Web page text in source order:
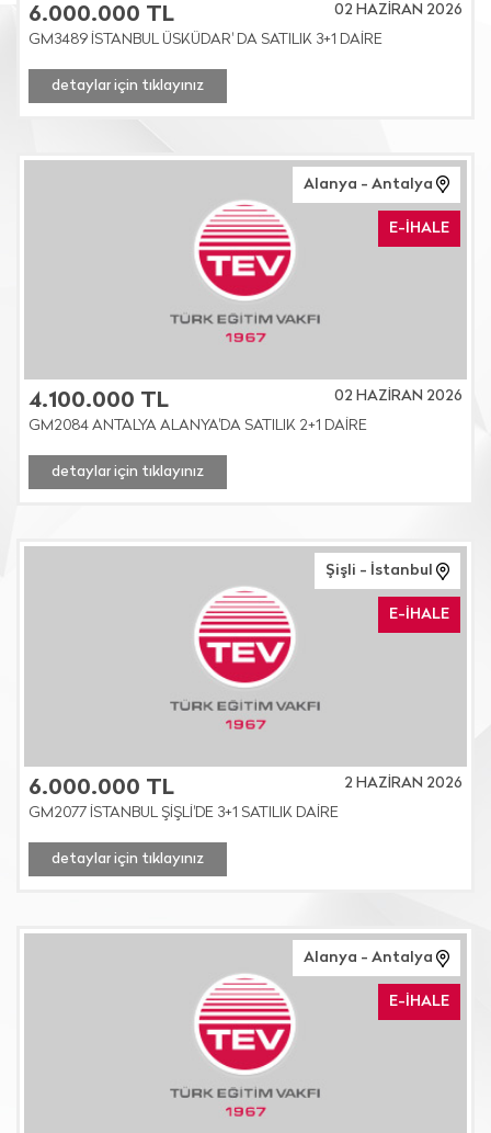
6.000.000 TL
02 HAZİRAN 2026
GM3489 İSTANBUL ÜSKÜDAR' DA SATILIK 3+1 DAİRE
detaylar için tıklayınız
Alanya - Antalya
E-İHALE
4.100.000 TL
02 HAZİRAN 2026
GM2084 ANTALYA ALANYA'DA SATILIK 2+1 DAİRE
detaylar için tıklayınız
Şişli - İstanbul
E-İHALE
6.000.000 TL
2 HAZİRAN 2026
GM2077 İSTANBUL ŞİŞLİ'DE 3+1 SATILIK DAİRE
detaylar için tıklayınız
Alanya - Antalya
E-İHALE